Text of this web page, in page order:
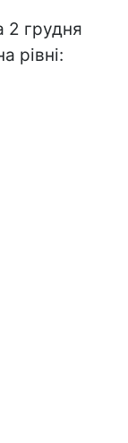
2 грудня
рівні: